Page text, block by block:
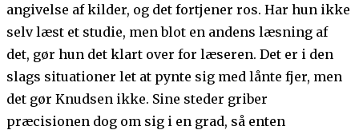
angivelse af kilder, og det fortjener ros. Har hun ikke
selv læst et studie, men blot en andens læsning af
det, gør hun det klart over for læseren. Det er i den
slags situationer let at pynte sig med lånte fjer, men
det gør Knudsen ikke. Sine steder griber
præcisionen dog om sig i en grad, så enten